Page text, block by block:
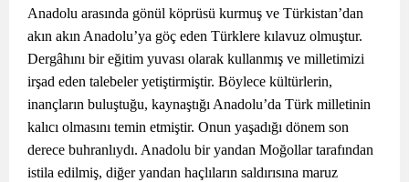
Anadolu arasında gönül köprüsü kurmuş ve Türkistan’dan
akın akın Anadolu’ya göç eden Türklere kılavuz olmuştur.
Dergâhını bir eğitim yuvası olarak kullanmış ve milletimizi
irşad eden talebeler yetiştirmiştir. Böylece kültürlerin,
inançların buluştuğu, kaynaştığı Anadolu’da Türk milletinin
kalıcı olmasını temin etmiştir. Onun yaşadığı dönem son
derece buhranlıydı. Anadolu bir yandan Moğollar tarafından
istila edilmiş, diğer yandan haçlıların saldırısına maruz